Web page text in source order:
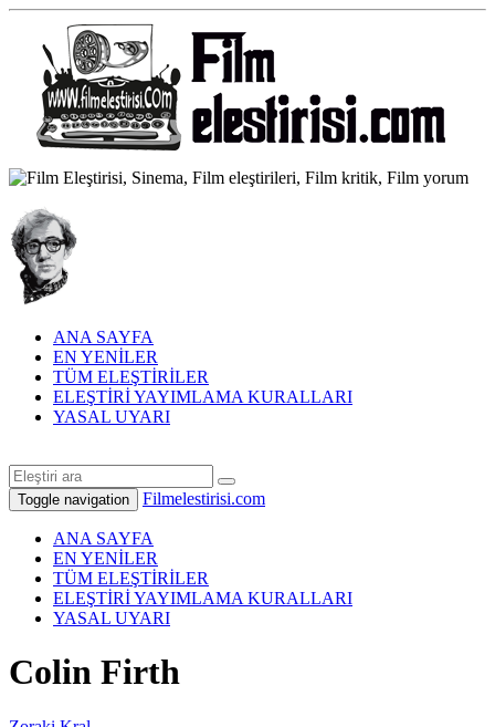
ANA SAYFA
EN YENİLER
TÜM ELEŞTİRİLER
ELEŞTİRİ YAYIMLAMA KURALLARI
YASAL UYARI
Toggle navigation Filmelestirisi.com
ANA SAYFA
EN YENİLER
TÜM ELEŞTİRİLER
ELEŞTİRİ YAYIMLAMA KURALLARI
YASAL UYARI
Colin Firth